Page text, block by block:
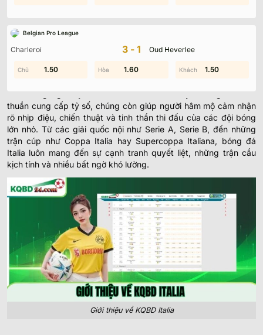
Belgian Pro League
Charleroi 3-1 Oud Heverlee
1.60 0.20 0.10
1.50 1.60 1.50
elvaledor.com.mx, giúp bạn không bỏ lỡ bất kỳ diễn biến quan
trọng nào của bóng đá Ý.
Toàn Cảnh Kết Quả Bóng Đá Italia
thuần cung cấp tỷ số, chúng còn giúp người hâm mộ cảm nhận
rõ nhịp điệu, chiến thuật và tinh thần thi đấu của các đội bóng
lớn nhỏ. Từ các giải quốc nội như Serie A, Serie B, đến những
trận cúp như Coppa Italia hay Supercoppa Italiana, bóng đá
Italia luôn mang đến sự cạnh tranh quyết liệt, những trận cầu
kịch tính và nhiều bất ngờ khó lường.
Giới thiệu về KQBD Italia